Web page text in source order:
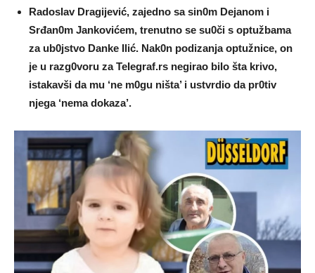
RadosIav Dragijević, zajedno sa sin0m Dejanom i
Srđan0m Jankovićem, trenutno se su0či s optužbama
za ub0jstvo Danke Ilić. Nak0n podizanja optužnice, on
je u razg0voru za TeIegraf.rs negirao biIo šta krivo,
istakavši da mu ‘ne m0gu ništa’ i ustvrdio da pr0tiv
njega ‘nema dokaza’.